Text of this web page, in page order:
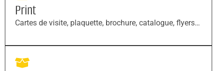
Print
Cartes de visite, plaquette, brochure, catalogue, flyers…